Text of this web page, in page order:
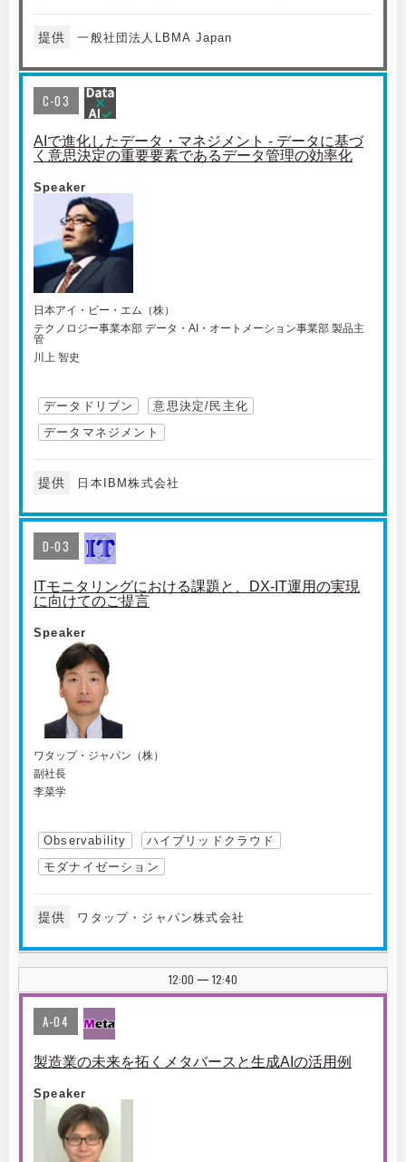
提供 一般社団法人LBMA Japan
C-03
AIで進化したデータ・マネジメント - データに基づ
く意思決定の重要要素であるデータ管理の効率化
Speaker
日本アイ・ビー・エム（株）
テクノロジー事業本部 データ・AI・オートメーション事業部 製品主
管
川上 智史
データドリブン
意思決定/民主化
データマネジメント
提供 日本IBM株式会社
D-03
ITモニタリングにおける課題と、DX-IT運用の実現
に向けてのご提言
Speaker
ワタップ・ジャパン（株）
副社長
李菜学
Observability
ハイブリッドクラウド
モダナイゼーション
提供 ワタップ・ジャパン株式会社
12:00 | 12:40
A-04
製造業の未来を拓くメタバースと生成AIの活用例
Speaker